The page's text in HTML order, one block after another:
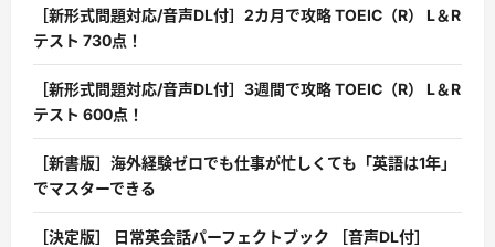
［新形式問題対応/音声DL付］2カ月で攻略 TOEIC（R） L＆R
テスト 730点！
［新形式問題対応/音声DL付］3週間で攻略 TOEIC（R） L＆R
テスト 600点！
［新書版］海外経験ゼロでも仕事が忙しくても「英語は1年」
でマスターできる
［決定版］ 日常英会話パーフェクトブック ［音声DL付］